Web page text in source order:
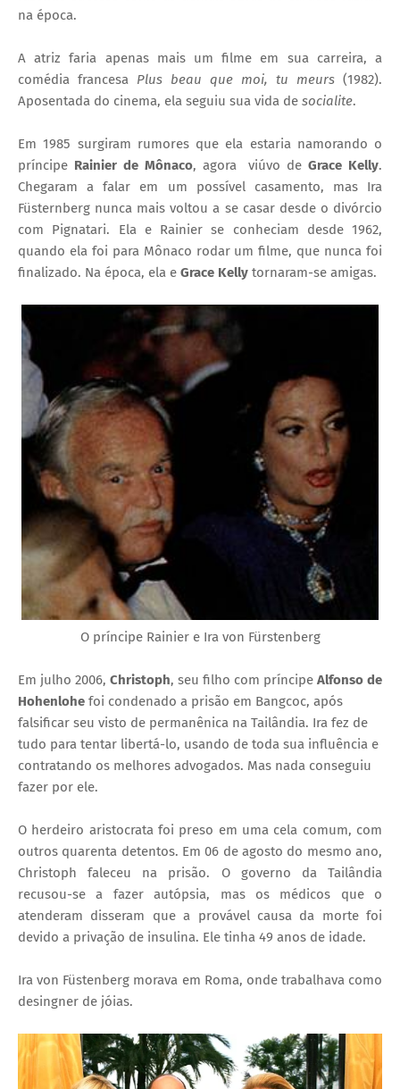
na época.
A atriz faria apenas mais um filme em sua carreira, a
comédia francesa Plus beau que moi, tu meurs (1982).
Aposentada do cinema, ela seguiu sua vida de socialite.
Em 1985 surgiram rumores que ela estaria namorando o
príncipe Rainier de Mônaco, agora viúvo deGrace Kelly.
Chegaram a falar em um possível casamento, mas Ira
Füsternberg nunca mais voltou a se casar desde o divórcio
com Pignatari. Ela e Rainier se conheciam desde 1962,
quando ela foi para Mônaco rodar um filme, que nunca foi
finalizado. Na época, ela e Grace Kelly tornaram-se amigas.
O príncipe Rainier e Ira von Fürstenberg
Em julho 2006, Christoph, seu filho com príncipe Alfonso de
Hohenlohe foi condenado a prisão em Bangcoc, após
falsificar seu visto de permanênica na Tailândia. Ira fez de
tudo para tentar libertá-lo, usando de toda sua influência e
contratando os melhores advogados. Mas nada conseguiu
fazer por ele.
O herdeiro aristocrata foi preso em uma cela comum, com
outros quarenta detentos. Em 06 de agosto do mesmo ano,
Christoph faleceu na prisão. O governo da Tailândia
recusou-se a fazer autópsia, mas os médicos que o
atenderam disseram que a provável causa da morte foi
devido a privação de insulina. Ele tinha 49 anos de idade.
Ira von Füstenberg morava em Roma, onde trabalhava como
desingner de jóias.